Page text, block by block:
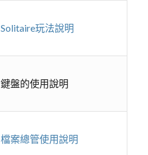
Solitaire玩法說明
鍵盤的使用說明
檔案總管使用說明